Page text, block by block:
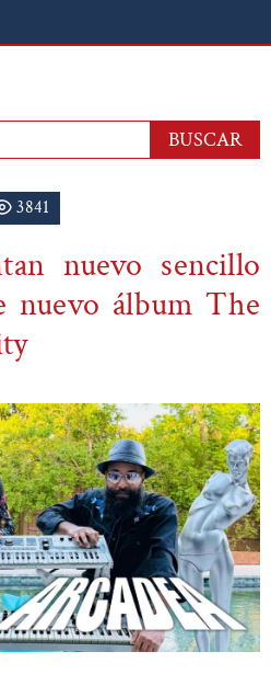
3841
nuevo sencillo
nuevo álbum The